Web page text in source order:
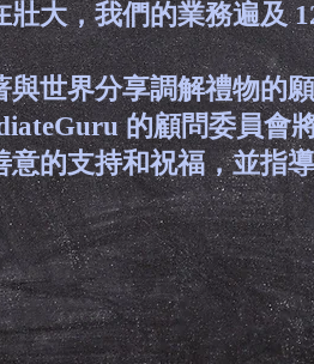
壯大，我們的業務遍及
與世界分享調解禮物的
的顧問委員會
意的支持和祝福，並指